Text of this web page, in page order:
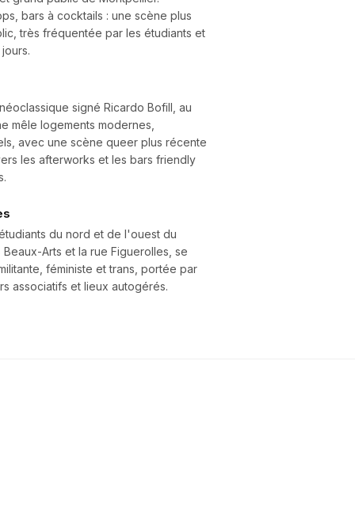
bars à cocktails : une scène plus
très fréquentée par les étudiants et
signé Ricardo Bofill, au
mêle logements modernes,
avec une scène queer plus récente
les afterworks et les bars friendly
du nord et de l'ouest du
Arts et la rue Figuerolles, se
féministe et trans, portée par
associatifs et lieux autogérés.